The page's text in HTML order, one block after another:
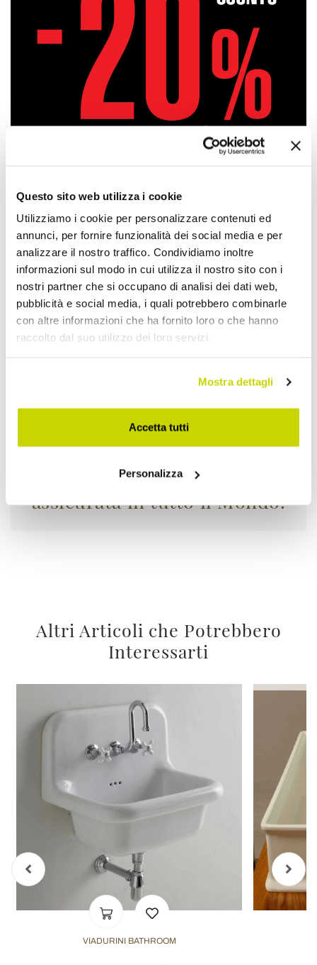
Questo sito web utilizza i cookie
Utilizziamo i cookie per personalizzare contenuti ed
annunci, per fornire funzionalità dei social media e per
analizzare il nostro traffico. Condividiamo inoltre
informazioni sul modo in cui utilizza il nostro sito con i
nostri partner che si occupano di analisi dei dati web,
pubblicità e social media, i quali potrebbero combinarle
con altre informazioni che ha fornito loro o che hanno
raccolto dal suo utilizzo dei loro servizi.
Mostra dettagli
Accetta tutti
Personalizza
Approfittane subito!
La tua merce viaggia
assicurata in tutto il Mondo.
Altri Articoli che Potrebbero
Interessarti
VIADURINI BATHROOM